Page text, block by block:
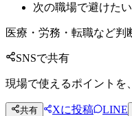
次の職場で避けた
医療・労務・転職など判
SNSで共有
現場で使えるポイントを
共有 Xに投稿 LINE